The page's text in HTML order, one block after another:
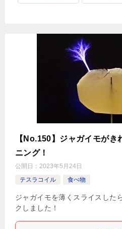
【No.150】ジャガイモがき
ニング！
公開日： 2023年5月24日
テスラコイル
食べ物
ジャガイモを薄くスライスした
クしました！